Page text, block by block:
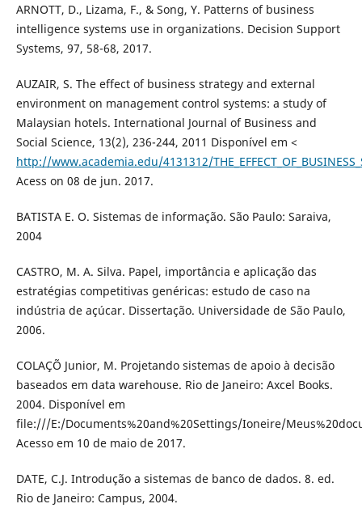
ARNOTT, D., Lizama, F., & Song, Y. Patterns of business
intelligence systems use in organizations. Decision Support
Systems, 97, 58-68, 2017.
AUZAIR, S. The effect of business strategy and external
environment on management control systems: a study of
Malaysian hotels. International Journal of Business and
Social Science, 13(2), 236-244, 2011 Disponível em <
http://www.academia.edu/4131312/
Acess on 08 de jun. 2017.
BATISTA E. O. Sistemas de informação. São Paulo: Saraiva,
2004
CASTRO, M. A. Silva. Papel, importância e aplicação das
estratégias competitivas genéricas: estudo de caso na
indústria de açúcar. Dissertação. Universidade de São Paulo,
2006.
COLAÇÕ Junior, M. Projetando sistemas de apoio à decisão
baseados em data warehouse. Rio de Janeiro: Axcel Books.
2004. Disponível em
file:///E:/Documents%20and%20Settings/Ioneire/
Acesso em 10 de maio de 2017.
DATE, C.J. Introdução a sistemas de banco de dados. 8. ed.
Rio de Janeiro: Campus, 2004.